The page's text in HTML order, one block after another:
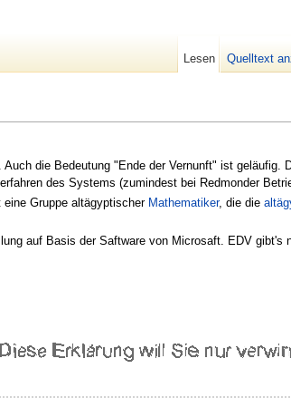
. Auch die Bedeutung "Ende der Vernunft" ist
des Systems (zumindest bei Redmonder
eine Gruppe altägyptischer Mathematiker, die die
auf Basis der Saftware von Microsaft. EDV
Lesen Quelltext